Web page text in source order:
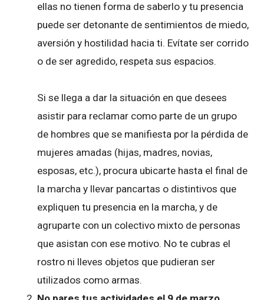
ellas no tienen forma de saberlo y tu presencia
puede ser detonante de sentimientos de miedo,
aversión y hostilidad hacia ti. Evítate ser corrido
o de ser agredido, respeta sus espacios.
Si se llega a dar la situación en que desees
asistir para reclamar como parte de un grupo
de hombres que se manifiesta por la pérdida de
mujeres amadas (hijas, madres, novias,
esposas, etc.), procura ubicarte hasta el final de
la marcha y llevar pancartas o distintivos que
expliquen tu presencia en la marcha, y de
agruparte con un colectivo mixto de personas
que asistan con ese motivo. No te cubras el
rostro ni lleves objetos que pudieran ser
utilizados como armas.